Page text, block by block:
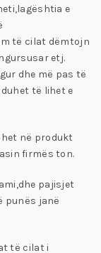
e
të cilat dëmtojn
etj.
dhe më pas të
të lihet e
në produkt
firmës ton.
pajisjet
punës janë
të cilat i